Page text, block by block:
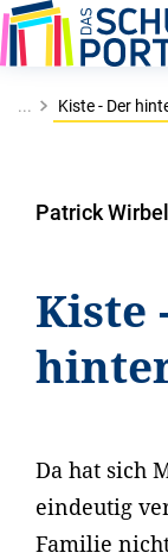
... Kiste - Der
Patrick
Kiste
Da hat sich
eindeutig
Familie